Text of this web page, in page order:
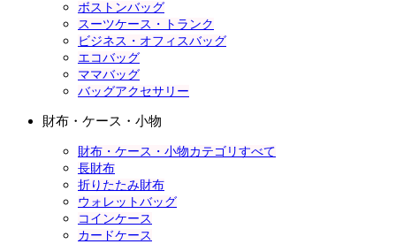
ボストンバッグ
スーツケース・トランク
ビジネス・オフィスバッグ
エコバッグ
ママバッグ
バッグアクセサリー
財布・ケース・小物
財布・ケース・小物カテゴリすべて
長財布
折りたたみ財布
ウォレットバッグ
コインケース
カードケース